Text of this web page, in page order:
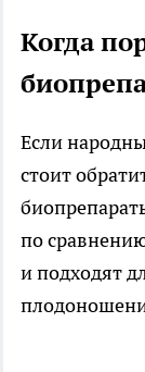
Когда
Если
стоит
по
и подходят